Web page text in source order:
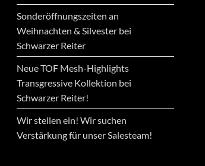
Sonderöffnungszeiten an
Weihnachten & Silvester bei
Schwarzer Reiter
Neue TOF Mesh-Highlights
Transgressive Kollektion bei
Schwarzer Reiter!
Wir stellen ein! Wir suchen
Verstärkung für unser Salesteam!